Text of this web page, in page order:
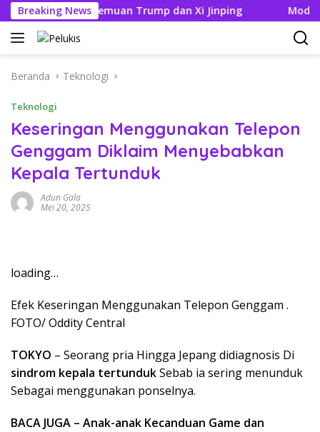
Langsung
ke
konten
Breaking News
Jelang Pertemuan Trump dan Xi Jinping Modifikasi
Beranda Teknologi
Teknologi
Keseringan Menggunakan Telepon
Genggam Diklaim Menyebabkan
Kepala Tertunduk
Adun Gala
Mei 20, 2025
loading…
Efek Keseringan Menggunakan Telepon Genggam .
FOTO/ Oddity Central
TOKYO – Seorang pria Hingga Jepang didiagnosis Di
sindrom kepala tertundukSebab ia sering menunduk
Sebagai menggunakan ponselnya.
BACA JUGA – Anak-anak Kecanduan Game dan